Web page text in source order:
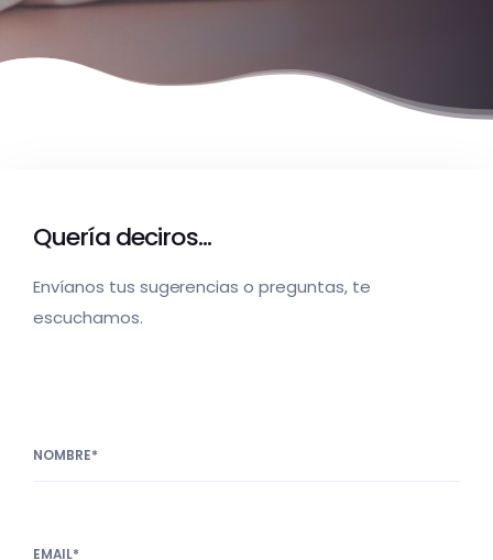
Quería deciros...
Envíanos tus sugerencias o preguntas, te
escuchamos.
NOMBRE*
EMAIL*